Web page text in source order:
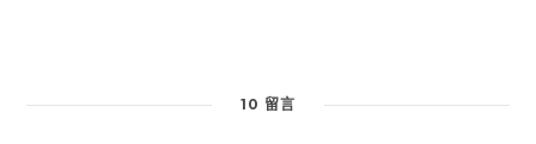
10 留言